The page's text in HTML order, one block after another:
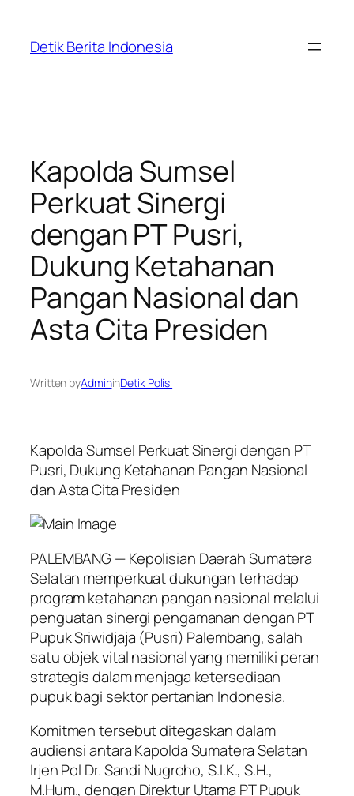
content
Detik Berita Indonesia
Kapolda Sumsel
Perkuat Sinergi
dengan PT Pusri,
Dukung Ketahanan
Pangan Nasional dan
Asta Cita Presiden
Written byAdmininDetik Polisi
Kapolda Sumsel Perkuat Sinergi dengan PT
Pusri, Dukung Ketahanan Pangan Nasional
dan Asta Cita Presiden
PALEMBANG — Kepolisian Daerah Sumatera
Selatan memperkuat dukungan terhadap
program ketahanan pangan nasional melalui
penguatan sinergi pengamanan dengan PT
Pupuk Sriwidjaja (Pusri) Palembang, salah
satu objek vital nasional yang memiliki peran
strategis dalam menjaga ketersediaan
pupuk bagi sektor pertanian Indonesia.
Komitmen tersebut ditegaskan dalam
audiensi antara Kapolda Sumatera Selatan
Irjen Pol Dr. Sandi Nugroho, S.I.K., S.H.,
M.Hum., dengan Direktur Utama PT Pupuk